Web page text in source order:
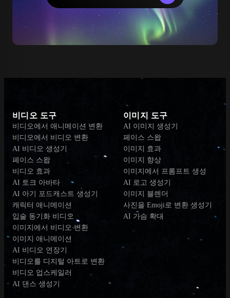
비디오 도구
비디오에서 애니메이션 변환
비디오에서 비디오 변환
AI 비디오 생성기
페이스 스왑
비디오 효과
AI 토크 아바타
AI 아기 포드캐스트 생성기
캐릭터 애니메이션
입술 동기화 비디오
이미지에서 비디오 변환
이미지 애니메이션
AI 비디오 연장기
비디오를 디지털 아트로 변환
비디오 업스케일러
AI 댄스 생성기
이미지 도구
AI 이미지 생성기
페이스 스왑
이미지 효과
이미지 향상
이미지에서 프롬프트 생성
AI 로고 생성기
이미지 블렌더
사진을 Emoji로 변환 생성기
AI 가슴 확대